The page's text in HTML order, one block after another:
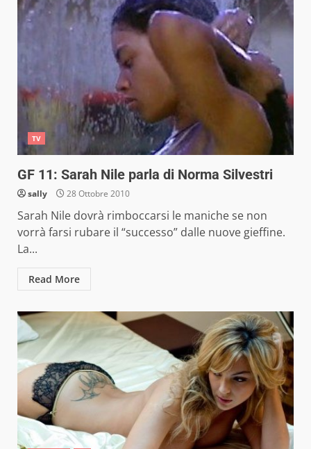
TV
GF 11: Sarah Nile parla di Norma Silvestri
sally 28 Ottobre 2010
Sarah Nile dovrà rimboccarsi le maniche se non
vorrà farsi rubare il “successo” dalle nuove gieffine.
La...
Read More